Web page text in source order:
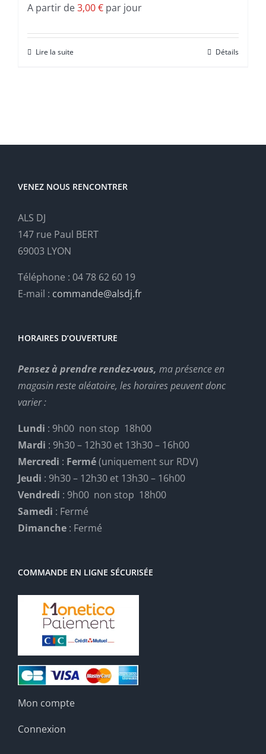
A partir de3,00€ par jour
Lire la suite Détails
VENEZ NOUS RENCONTRER
ALS DJ
147 rue Paul BERT
69003 LYON
Téléphone : 04 78 62 60 19
E-mail : commande@alsdj.fr
HORAIRES D’OUVERTURE
Pensez à prendre rendez-vous, ma présence en
magasin reste aléatoire, les horaires peuvent donc
varier :
Lundi : 9h00 non stop 18h00
Mardi : 9h30 – 12h30 et 13h30 – 16h00
Mercredi : Fermé(uniquement sur RDV)
Jeudi : 9h30 – 12h30 et 13h30 – 16h00
Vendredi : 9h00 non stop 18h00
Samedi : Fermé
Dimanche : Fermé
COMMANDE EN LIGNE SÉCURISÉE
Mon compte
Connexion